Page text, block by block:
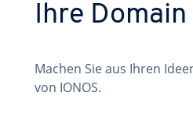
Ihre
Machen Sie aus Ihren
von IONOS.